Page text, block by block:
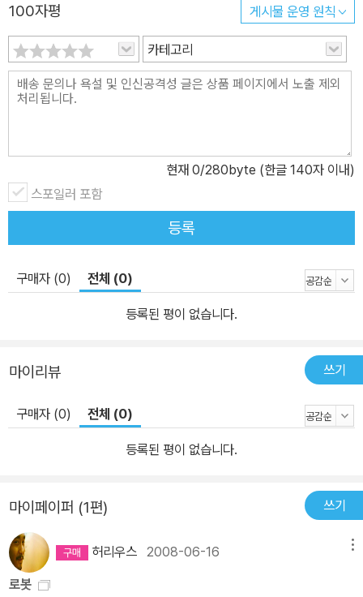
100자평 게시물 운영 원칙
카테고리
현재 0/280byte (한글 140자 이내)
스포일러 포함
등록
구매자 (0) 전체 (0)
등록된 평이 없습니다.
마이리뷰 쓰기
구매자 (0) 전체 (0)
등록된 평이 없습니다.
마이페이퍼 (1편) 쓰기
허리우스 2008-06-16
로봇